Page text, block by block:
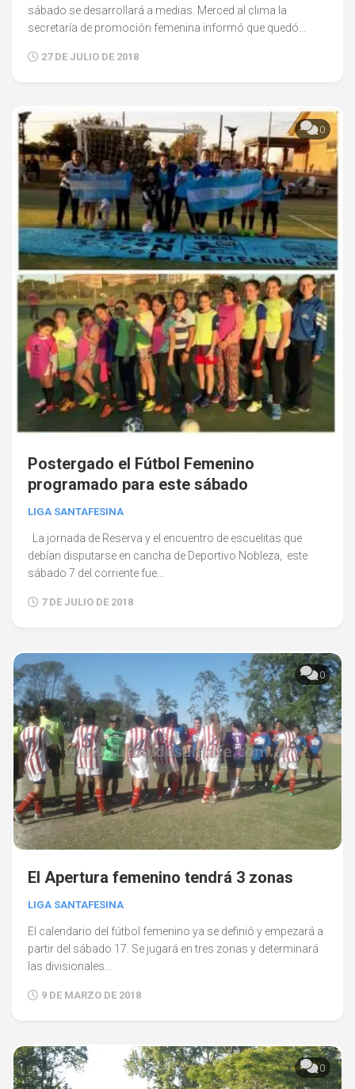
sábado se desarrollará a medias. Merced al clima la
secretaría de promoción femenina informó que quedó...
27 DE JULIO DE 2018
0
Postergado el Fútbol Femenino
programado para este sábado
LIGA SANTAFESINA
La jornada de Reserva y el encuentro de escuelitas que
debían disputarse en cancha de Deportivo Nobleza, este
sábado 7 del corriente fue...
7 DE JULIO DE 2018
0
El Apertura femenino tendrá 3 zonas
LIGA SANTAFESINA
El calendario del fútbol femenino ya se definió y empezará a
partir del sábado 17. Se jugará en tres zonas y determinará
las divisionales...
9 DE MARZO DE 2018
0